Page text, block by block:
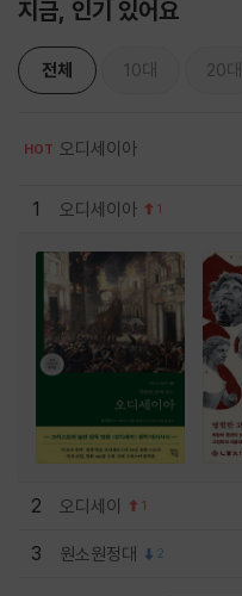
지금, 인기 있어요
전체 10대 20대
HOT 오디세이아
1 오디세이아 1
2 오디세이 1
3 원소원정대 2